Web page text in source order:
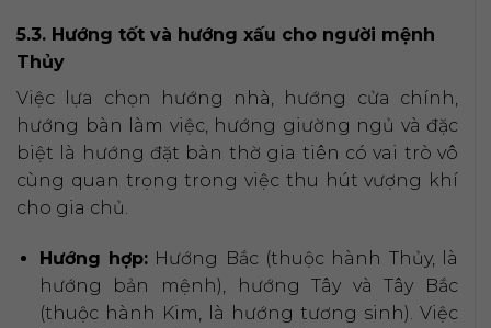
5.3. Hướng tốt và hướng xấu cho người mệnh
Thủy
Việc lựa chọn hướng nhà, hướng cửa chính,
hướng bàn làm việc, hướng giường ngủ và đặc
biệt là hướng đặt bàn thờ gia tiên có vai trò vô
cùng quan trọng trong việc thu hút vượng khí
cho gia chủ.
Hướng hợp: Hướng Bắc (thuộc hành Thủy, là
hướng bản mệnh), hướng Tây và Tây Bắc
(thuộc hành Kim, là hướng tương sinh). Việc